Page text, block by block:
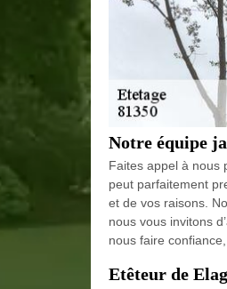
Notre équipe
Faites appel à nous
peut parfaitement
et de vos raisons.
nous vous invitons
nous faire
Etêteur de